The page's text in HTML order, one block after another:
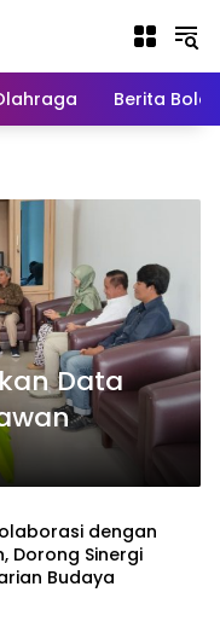
Berita Bola
Data
dengan
Dorong Sinergi
Budaya